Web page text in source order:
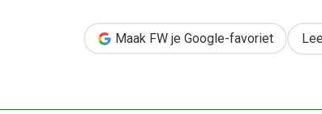
Maak FW je Google-favoriet